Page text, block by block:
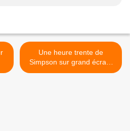
Une heure trente de
Simpson sur grand écran.
Critiques presse. >